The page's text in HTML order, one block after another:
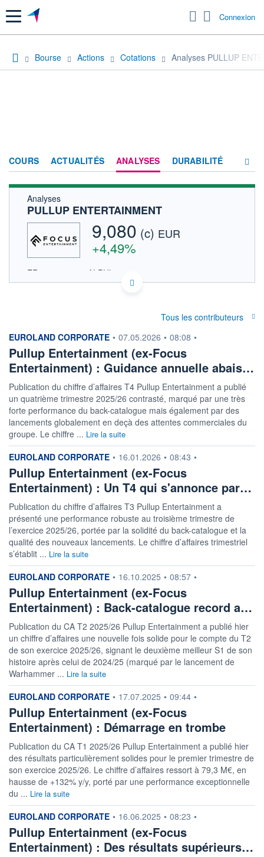
Menu Connexion
Bourse Actions Cotations Analyses PULLUP
COURS ACTUALITÉS ANALYSES DURABILITÉ
FORUM
ACTIONNAIRES
Analyses
PULLUP ENTERTAINMENT
9,080 (c) EUR
+4,49%
FR0012419307 ALPUL
EURONEXT PARIS DONNÉES TEMPS RÉEL
11h51 14h42 17h33
8,6
8,8
SECTEUR
Jouets
OUVERTURE CLÔTURE VEILLE
+ HAUT
9,080
+ BAS
8,660
VOLUME
16 472
CAPITAL ÉCHANGÉ
0,19%
VALORISATION
78 MEUR
DERNIER ÉCHANGE
07.08.26 / 17:35:28
BAISSE
8,630
HAUSSE
9,530
RENDEMENT
ESTIMÉ 2026
-
PER ESTIMÉ
2026
34,13
DERNIER
DIVIDENDE
1,00 EUR (02/10/25)
DATE
DERNIER
DIVIDENDE
02/10/25
PROCHAIN
DIVIDENDE
-
ÉLIGIBILITÉ
PEA
PEA-PME
CTO BUSINESS
RISQUE ESG
-
+ ALERTE + PORTEFEUILLE + LISTE
Tous les contributeurs
information fournie par
EUROLAND CORPORATE • 07.05.2026 • 08:08 •
Pullup Entertainment (ex-Focus
Entertainment) : Guidance annuelle abais…
Publication du chiffre d’affaires T4 Pullup Entertainment a publié
un quatrième trimestre 2025/26 contrasté, marqué par une très
forte performance du back-catalogue mais également par des
lancements globalement en deçà des attentes commerciales du
groupe. Le chiffre ... Lire la suite
information fournie par
EUROLAND CORPORATE • 16.01.2026 • 08:43 •
Pullup Entertainment (ex-Focus
Entertainment) : Un T4 qui s'annonce par…
Publication du chiffre d’affaires T3 Pullup Entertainment a
présenté une performance robuste au troisième trimestre de
l’exercice 2025/26, portée par la solidité du back-catalogue et la
qualité des nouveaux lancements. Le chiffre d’affaires trimestriel
s’établit ... Lire la suite
information fournie par
EUROLAND CORPORATE • 16.10.2025 • 08:57 •
Pullup Entertainment (ex-Focus
Entertainment) : Back-catalogue record a…
Publication du CA T2 2025/26 Pullup Entertainment a publié hier
un chiffre d’affaires une nouvelle fois solide pour le compte du T2
de son exercice 2025/26, signant le deuxième meilleur S1 de son
histoire après celui de 2024/25 (marqué par le lancement de
Warhammer ... Lire la suite
information fournie par
EUROLAND CORPORATE • 17.07.2025 • 09:44 •
Pullup Entertainment (ex-Focus
Entertainment) : Démarrage en trombe
Publication du CA T1 2025/26 Pullup Entertainment a publié hier
des résultats particulièrement solides pour le premier trimestre de
son exercice 2025/26. Le chiffre d’affaires ressort à 79,3 M€, en
hausse de +132% y/y, porté par une performance exceptionnelle
du ... Lire la suite
information fournie par
EUROLAND CORPORATE • 16.06.2025 • 08:23 •
Pullup Entertainment (ex-Focus
Entertainment) : Des résultats supérieurs…